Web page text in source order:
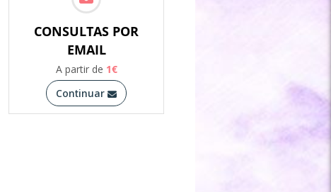
CONSULTAS POR
EMAIL
A partir de 1€
Continuar